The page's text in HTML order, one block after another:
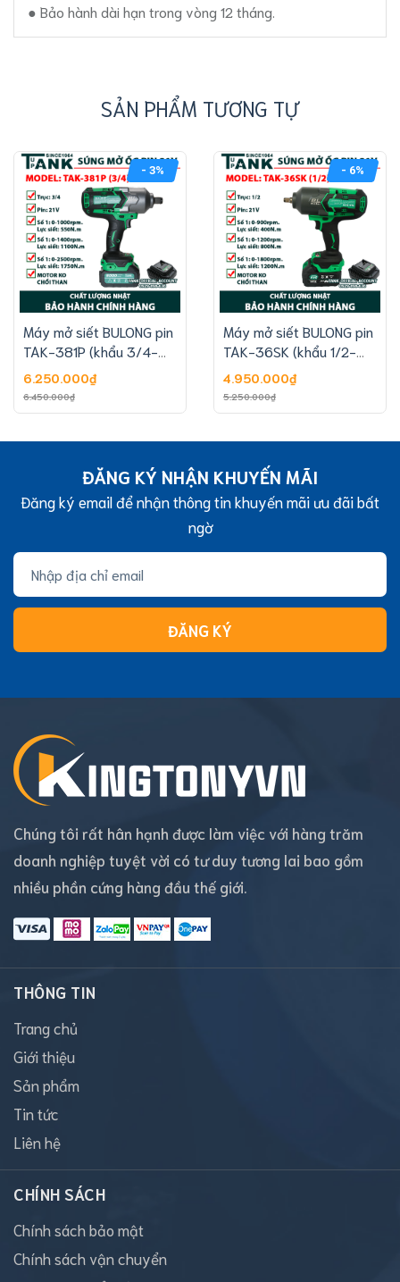
● Bảo hành dài hạn trong vòng 12 tháng.
SẢN PHẨM TƯƠNG TỰ
- 3%
Máy mở siết BULONG pin
TAK-381P (khẩu 3/4-
21V)
6.250.000₫
6.450.000₫
- 6%
Máy mở siết BULONG pin
TAK-36SK (khẩu 1/2-
21V)
4.950.000₫
5.250.000₫
ĐĂNG KÝ NHẬN KHUYẾN MÃI
Đăng ký email để nhận thông tin khuyến mãi ưu đãi bất
ngờ
ĐĂNG KÝ
Chúng tôi rất hân hạnh được làm việc với hàng trăm
doanh nghiệp tuyệt vời có tư duy tương lai bao gồm
nhiều phần cứng hàng đầu thế giới.
THÔNG TIN
Trang chủ
Giới thiệu
Sản phẩm
Tin tức
Liên hệ
CHÍNH SÁCH
Chính sách bảo mật
Chính sách vận chuyển